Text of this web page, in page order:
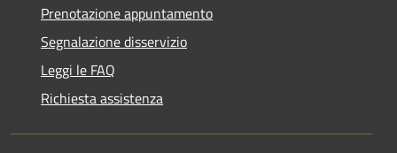
Prenotazione appuntamento
Segnalazione disservizio
Leggi le FAQ
Richiesta assistenza